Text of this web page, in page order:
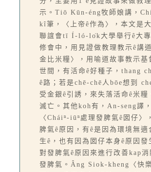
示。Tiō Kūn-éng牧師娘講，
kî筆，〈上帝ê作為〉，本文是
聯誼會tī Í-ló-lo̍k大學舉行ê大專
修會中，用見證做教理教示ê講
金比米糧〉，用喻道故事教示
世間，有活命ê好種子，thang
ê路；若是chē-chē人bōe想到
受金銀ê引誘，來失落活命ê米糧
滅亡。其他koh有，An-seng譯，
〈Cháiⁿ-iūⁿ處理發脾氣ê囡仔〉
脾氣ê原因，有ê是因為環境無適
生ê，也有因為囡仔本身ê原因發
對發脾氣ê原因來進行改善kap消
發脾氣。Âng Siok-kheng〈快